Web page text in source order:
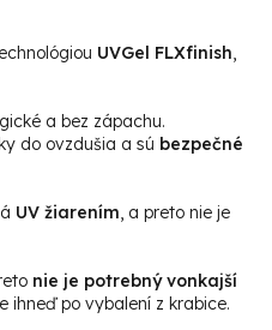
UVGel FLXfinish,
a bez zápachu.
do ovzdušia a sú bezpečné
UV žiarením, a preto nie je
nie je potrebný vonkajší
ihneď po vybalení z krabice.